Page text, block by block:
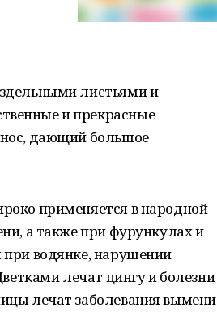
листьями и
и прекрасные
дающий большое
применяется в народной
а также при фурункулах и
при водянке, нарушении
лечат цингу и болезни
лечат заболевания вымени